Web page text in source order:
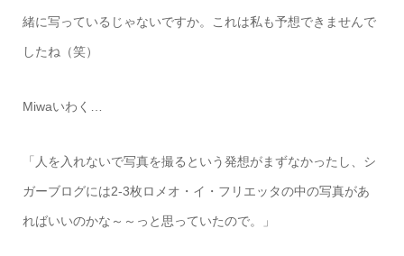
緒に写っているじゃないですか。これは私も予想できませんで
したね（笑）
Miwaいわく…
「人を入れないで写真を撮るという発想がまずなかったし、シ
ガーブログには2-3枚ロメオ・イ・フリエッタの中の写真があ
ればいいのかな～～っと思っていたので。」